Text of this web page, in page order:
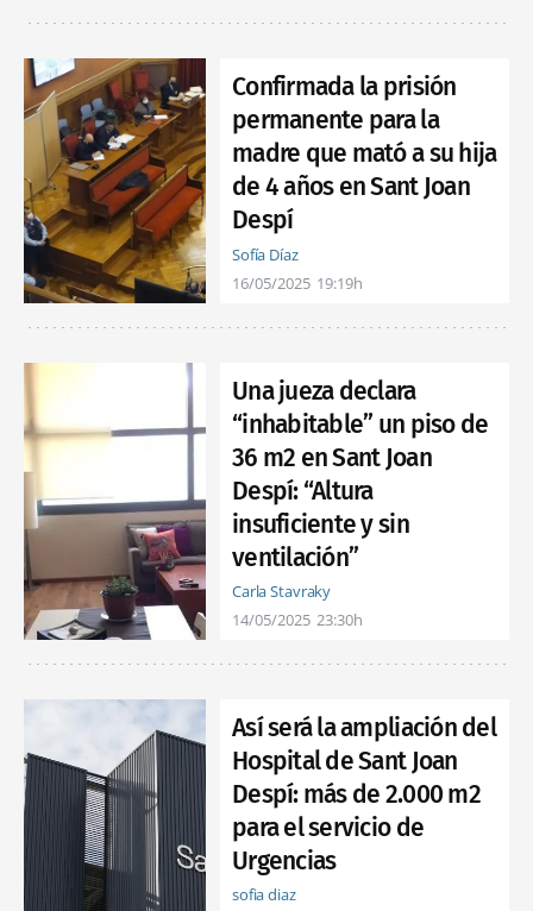
Confirmada la prisión
permanente para la
madre que mató a su hija
de 4 años en Sant Joan
Despí
Sofía Díaz
16/05/2025 19:19h
Una jueza declara
“inhabitable” un piso de
36 m2 en Sant Joan
Despí: “Altura
insuficiente y sin
ventilación”
Carla Stavraky
14/05/2025 23:30h
Así será la ampliación del
Hospital de Sant Joan
Despí: más de 2.000 m2
para el servicio de
Urgencias
sofia diaz